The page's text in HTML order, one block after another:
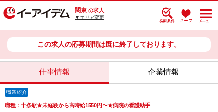
関東 の求人
▼エリア変更
この求人の応募期間は既に終了しております。
仕事情報 企業情報
職業紹介
職種：十条駅★未経験から高時給1550円〜★病院の看護助手